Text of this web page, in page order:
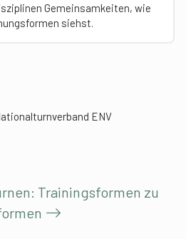
Gemeinsamkeiten, wie
siehst.
ENV
Trainingsformen zu